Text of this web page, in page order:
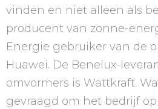
vinden en niet alleen als
producent van zonne-
Energie gebruiker van de
Huawei. De Benelux-
omvormers is Wattkraft.
gevraagd om het bedrijf